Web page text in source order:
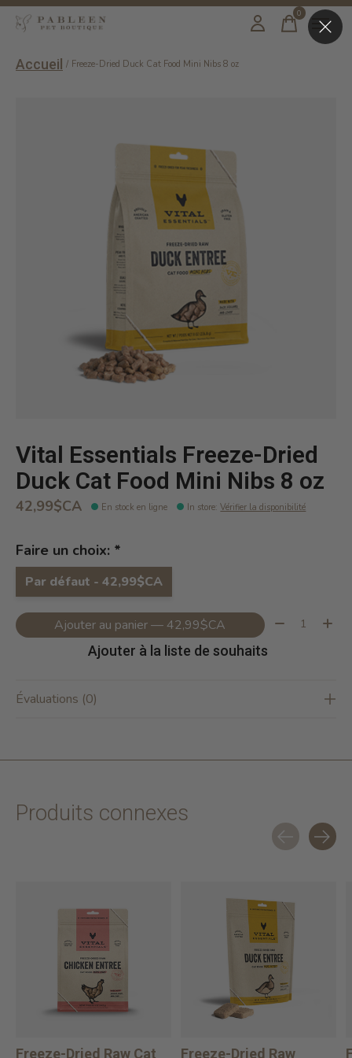
0items
Accueil / Freeze-Dried Duck Cat Food Mini Nibs 8 oz
Vital Essentials Freeze-Dried
Duck Cat Food Mini Nibs 8 oz
42,99$CA En stock en ligne In store:Vérifier la disponibilité
Faire un choix: *
Par défaut - 42,99$CA
Ajouter au panier — 42,99$CA Quantité:
Ajouter à la liste de souhaits
Évaluations (0)
Produits connexes
Freeze-Dried Raw Cat
Freeze-Dried Raw